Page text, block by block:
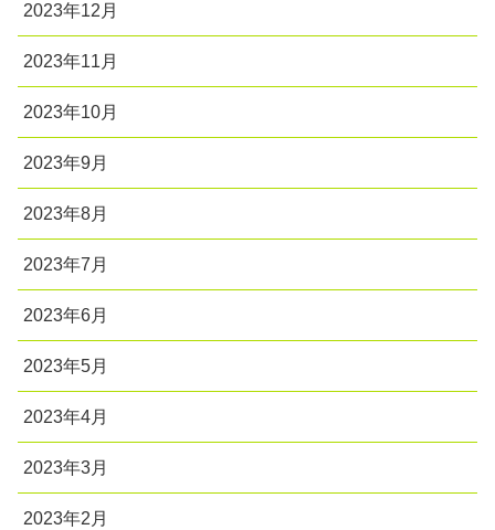
2023年12月
2023年11月
2023年10月
2023年9月
2023年8月
2023年7月
2023年6月
2023年5月
2023年4月
2023年3月
2023年2月